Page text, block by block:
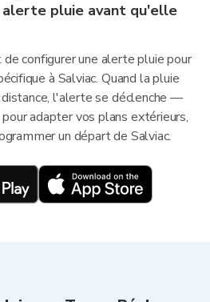
alerte pluie avant qu'elle
configurer une alerte pluie pour
à Salviac. Quand la pluie
l'alerte se déclenche —
adapter vos plans extérieurs,
un départ de Salviac.